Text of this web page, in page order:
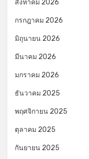
สิงหาคม 2026
กรกฎาคม 2026
มิถุนายน 2026
มีนาคม 2026
มกราคม 2026
ธันวาคม 2025
พฤศจิกายน 2025
ตุลาคม 2025
กันยายน 2025